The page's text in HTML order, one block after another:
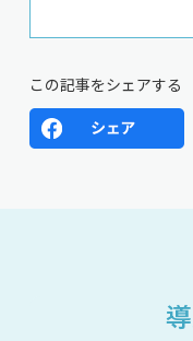
この記事をシェアする